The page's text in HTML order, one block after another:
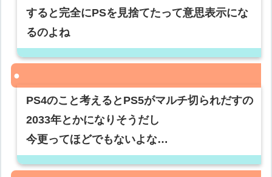
すると完全にPSを見捨てたって意思表示にな
るのよね
PS4のこと考えるとPS5がマルチ切られだすの
2033年とかになりそうだし
今更ってほどでもないよな…